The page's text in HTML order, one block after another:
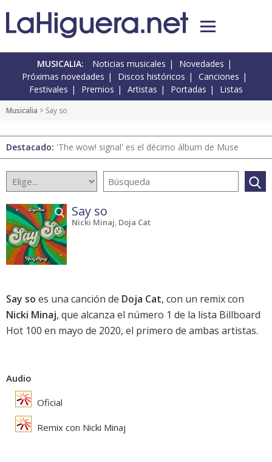
MUSICALIA: Noticias musicales
Novedades
Próximas novedades
Discos históricos
Canciones
Festivales
Premios Artistas Portadas Listas
Musicalia > Say so
Destacado: 'The wow! signal' es el décimo álbum de Muse
Say so
Nicki Minaj, Doja Cat
Say so es una canción de Doja Cat, con un remix con
Nicki Minaj, que alcanza el número 1 de la lista Billboard
Hot 100 en mayo de 2020, el primero de ambas artistas.
Audio
Oficial
Remix con Nicki Minaj